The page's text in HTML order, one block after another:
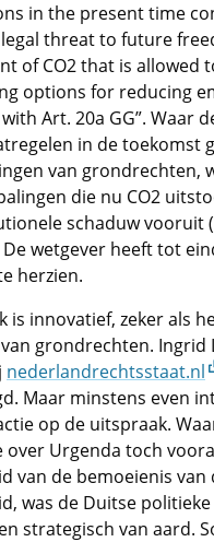
in the present time
threat to future
of CO2 that is allowed
options for reducing
Art. 20a GG”. Waar
in de toekomst
van grondrechten,
die nu CO2
schaduw vooruit (
De wetgever heeft tot
herzien.
is innovatief, zeker als
grondrechten. Ingrid
nederlandrechtsstaat.nl
Maar minstens even
op de uitspraak.
over Urgenda toch
van de bemoeienis
was de Duitse
strategisch van aard.